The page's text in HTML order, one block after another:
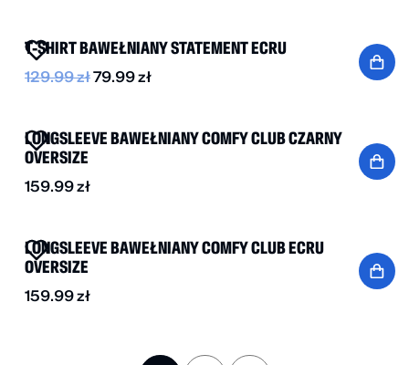
T-SHIRT BAWEŁNIANY STATEMENT ECRU
129.99zł79.99zł
LONGSLEEVE BAWEŁNIANY COMFY CLUB CZARNY
OVERSIZE
159.99zł
LONGSLEEVE BAWEŁNIANY COMFY CLUB ECRU
OVERSIZE
159.99zł